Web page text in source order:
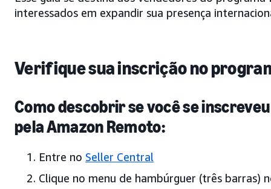
interessados em expandir sua presença
Verifique sua inscrição no
Como descobrir se você se
pela Amazon Remoto:
Entre no Seller Central
Clique no menu de hambúrguer (três barras)